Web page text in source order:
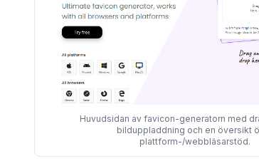
Huvudsidan av favicon-generatorn med
bilduppladdning och en översikt
plattform-/webbläsarstöd.